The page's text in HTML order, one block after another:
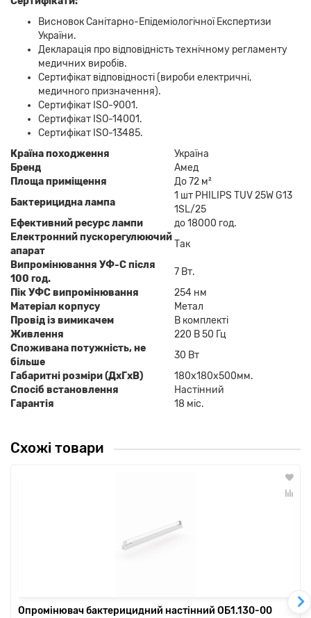
Висновок Санітарно-Епідеміологічної Експертизи
України.
Декларація про відповідність технічному регламенту
медичних виробів.
Сертифікат відповідності (вироби електричні,
медичного призначення).
Сертифікат ISO-9001.
Сертифікат ISO-14001.
Сертифікат ISO-13485.
Країна походження
Україна
Бренд
Амед
Площа приміщення
До 72 м²
Бактерицидна лампа
1 шт PHILIPS TUV 25W G13
1SL/25
Ефективний ресурс лампи
до 18000 год.
Електронний пускорегулюючий
апарат
Так
Випромінювання УФ-С після
100 год.
7 Вт.
Пік УФС випромінювання
254 нм
Матеріал корпусу
Метал
Провід із вимикачем
В комплекті
Живлення
220 В 50 Гц
Споживана потужність, не
більше
30 Вт
Габаритні розміри (ДхГхВ)
180х180х500мм.
Спосіб встановлення
Настінний
Гарантія
18 міс.
Схожі товари
Опромінювач бактерицидний настінний ОБ1.130-00